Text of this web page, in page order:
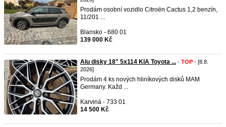
Prodám osobní vozidlo Citroën Cactus 1,2 benzín,
11/201 ...
Blansko - 680 01
139 000 Kč
Alu disky 18" 5x114 KIA Toyota ... - TOP - [8.8.
2026]
Prodám 4 ks nových hliníkových disků MAM
Germany. Každ ...
Karviná - 733 01
14 500 Kč